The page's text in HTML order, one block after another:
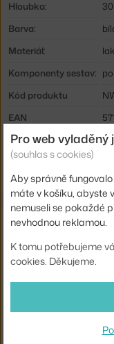
Hloubka:
Barva:
Materiál:
Komponenty sestav:
Kód produktu
EAN
Ste zo Slovenska?
Související produkty
PANEL WALL
NEW WORKS
PANEL WALL
Pro web
(souhlas s cookies)
Aby správně
máte v košíku, abyste
nemuseli se pokaždé
nevhodnou reklamou.
K tomu potřebujeme
cookies. Děkujeme.